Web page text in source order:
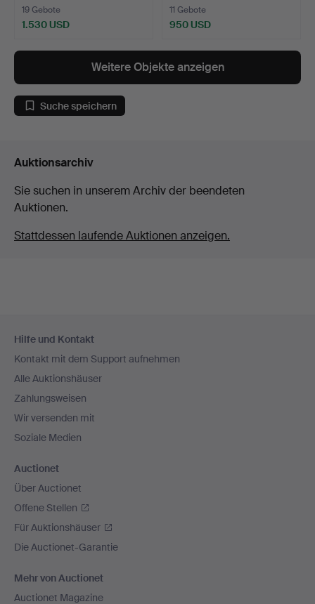
19 Gebote
1.530 USD
11 Gebote
950 USD
Weitere Objekte anzeigen
Suche speichern
Auktionsarchiv
Sie suchen in unserem Archiv der beendeten
Auktionen.
Stattdessen laufende Auktionen anzeigen.
Navigation
Hilfe und Kontakt
Kontakt mit dem Support aufnehmen
Alle Auktionshäuser
Zahlungsweisen
Wir versenden mit
Soziale Medien
Auctionet
Über Auctionet
Offene Stellen
Für Auktionshäuser
Die Auctionet-Garantie
Mehr von Auctionet
Auctionet Magazine